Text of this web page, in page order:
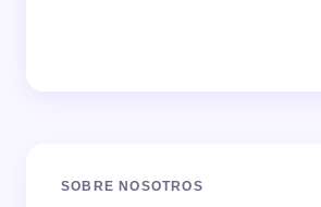
SOBRE NOSOTROS